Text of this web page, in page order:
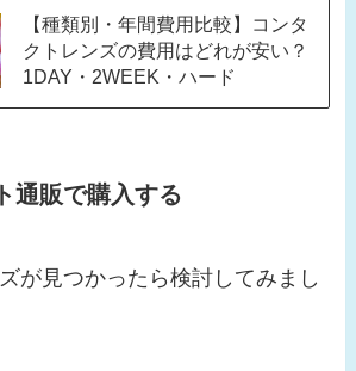
【種類別・年間費用比較】コンタ
クトレンズの費用はどれが安い？
1DAY・2WEEK・ハード
通販で購入する
が見つかったら検討してみまし